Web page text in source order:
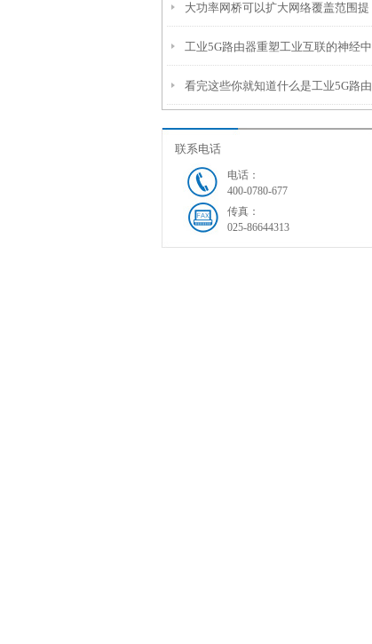
与起草
国智造”筑牢硬核通信基座
大功率网桥可以扩大网络覆盖范围提
高网络带宽和可靠性
工业5G路由器重塑工业互联的神经中
枢
看完这些你就知道什么是工业5G路由
器了
联系电话
电话：
400-0780-677
传真：
025-86644313